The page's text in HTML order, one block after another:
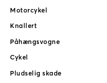
Motorcykel
Knallert
Påhængsvogne
Cykel
Pludselig skade